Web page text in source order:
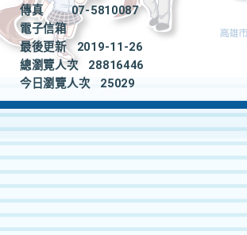
傳真
07-5810087
電子信箱
最後更新
2019-11-26
總瀏覽人次
28816446
今日瀏覽人次
25029